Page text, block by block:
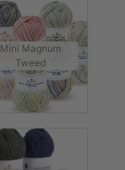
Mini Magnum
Tweed